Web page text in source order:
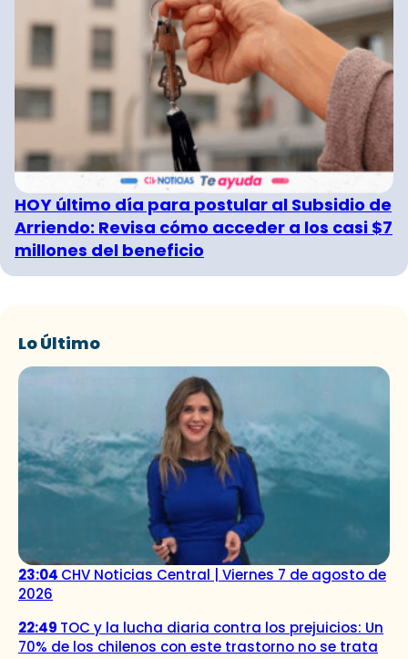
HOY último día para postular al Subsidio de
Arriendo: Revisa cómo acceder a los casi $7
millones del beneficio
Lo Último
23:04 CHV Noticias Central | Viernes 7 de agosto de
2026
22:49 TOC y la lucha diaria contra los prejuicios: Un
70% de los chilenos con este trastorno no se trata